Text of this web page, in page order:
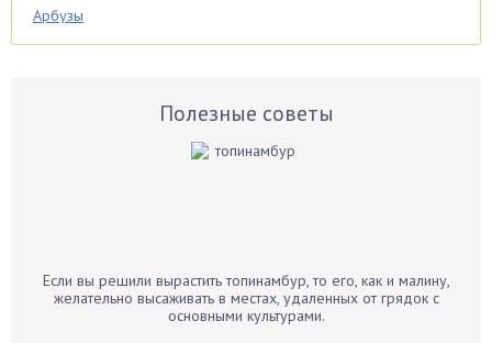
Арбузы
Аспарагус
Бархатцы
Полезные советы
Если вы решили вырастить топинамбур, то его, как и малину,
желательно высаживать в местах, удаленных от грядок с
основными культурами.